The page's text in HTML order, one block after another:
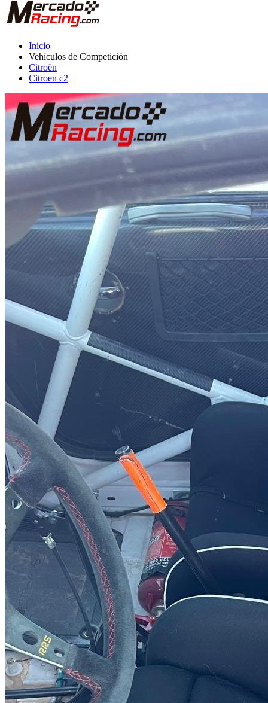
Vehículos de Competición
Citroën
Citroen c2